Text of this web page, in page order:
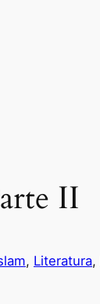
II
, Literatura,